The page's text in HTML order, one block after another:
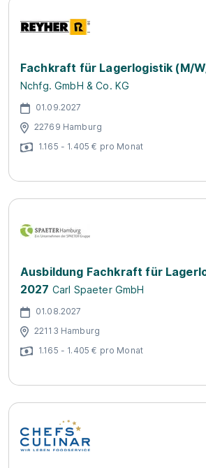
Fachkraft für Lagerlogistik (M/
Nchfg. GmbH & Co. KG
01.09.2027
22769 Hamburg
1.165 - 1.405 € pro Monat
Ausbildung Fachkraft für
2027 Carl Spaeter GmbH
01.08.2027
22113 Hamburg
1.165 - 1.405 € pro Monat